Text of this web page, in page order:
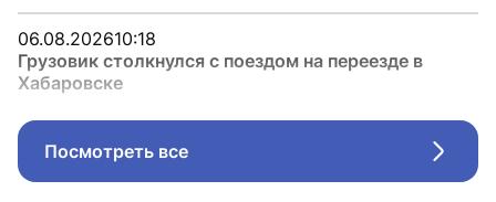
06.08.202610:18
Грузовик столкнулся с поездом на переезде в
Хабаровске
Посмотреть все